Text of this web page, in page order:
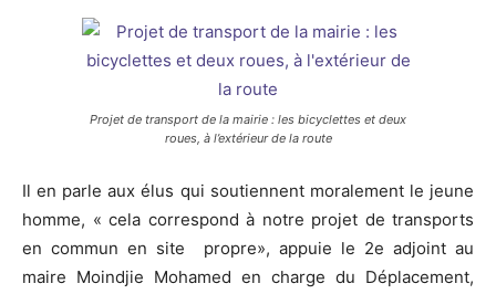
Projet de transport de la mairie : les bicyclettes et deux
roues, à l’extérieur de la route
Il en parle aux élus qui soutiennent moralement le jeune
homme, « cela correspond à notre projet de transports
en commun en site propre», appuie le 2e adjoint au
maire Moindjie Mohamed en charge du Déplacement,